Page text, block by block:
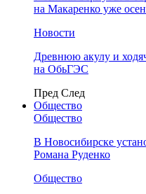
на Макаренко уже
Новости
Древнюю акулу и
на ОбьГЭС
Пред След
Общество
Общество
В Новосибирске
Романа Руденко
Общество